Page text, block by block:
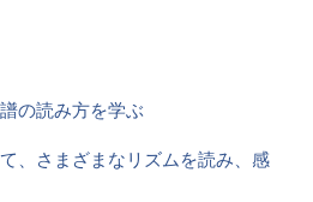
の読み方を学ぶ
、さまざまなリズムを読み、感